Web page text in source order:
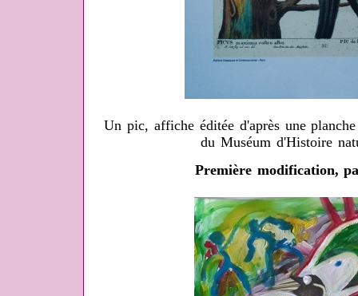
Un pic, affiche éditée d'après une
du Muséum d'Histoire
Première modification,